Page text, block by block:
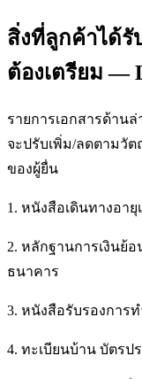
สิ่งที่ลูกค้าได้รั
ต้องเตรียม —
รายการเอกสารด้าน
จะปรับเพิ่ม/ลดตามวัต
ของผู้ยื่น
1. หนังสือเดินทางอา
2. หลักฐานการเงินย้
ธนาคาร
3. หนังสือรับรองการ
4. ทะเบียนบ้าน บัตรป